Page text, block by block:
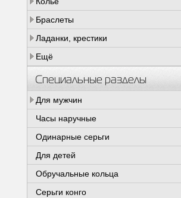
Браслеты
Ладанки, крестики
Ещё
Специальные разделы
Для мужчин
Часы наручные
Одинарные серьги
Для детей
Обручальные кольца
Серьги конго